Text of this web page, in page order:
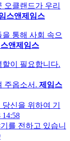
오클랜드가 우리
스앤제임스
통해 사회 속으
앤제임스
이 필요합니다.
주옵소서. 제임스
신을 위하여 기
14:58
를 전하고 있습니